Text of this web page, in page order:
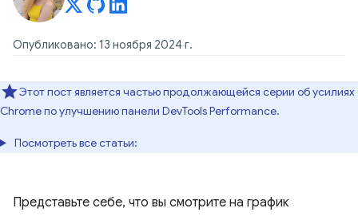
Опубликовано: 13 ноября 2024 г.
Этот пост является частью продолжающейся серии об усилиях
Chrome по улучшению панели DevTools Performance.
Посмотреть все статьи:
Представьте себе, что вы смотрите на график